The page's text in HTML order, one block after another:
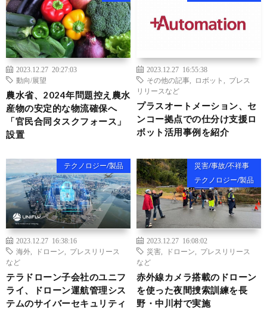
2023.12.27 20:27:03
動向/展望
農水省、2024年問題控え農水
産物の安定的な物流確保へ
「官民合同タスクフォース」
設置
2023.12.27 16:55:38
その他の記事
ロボット
プレス
リリースなど
プラスオートメーション、セ
ンコー拠点での仕分け支援ロ
ボット活用事例を紹介
テクノロジー/製品
2023.12.27 16:38:16
海外
ドローン
プレスリリース
など
テラドローン子会社のユニフ
ライ、ドローン運航管理シス
テムのサイバーセキュリティ
災害/事故/不祥事
テクノロジー/製品
2023.12.27 16:08:02
災害
ドローン
プレスリリース
など
赤外線カメラ搭載のドローン
を使った夜間捜索訓練を長
野・中川村で実施